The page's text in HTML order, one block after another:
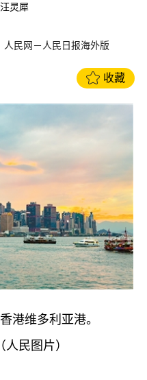
灵犀
人民网－人民日报海外版
收藏
维多利亚港。
民图片）